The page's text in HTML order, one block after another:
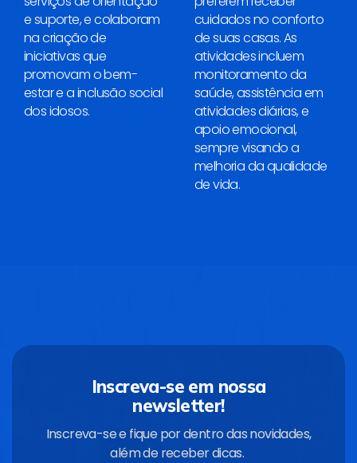
e suporte, e colaboram
na criação de
iniciativas que
promovam o bem-
estar e a inclusão social
dos idosos.
cuidados no conforto
de suas casas. As
atividades incluem
monitoramento da
saúde, assistência em
atividades diárias, e
apoio emocional,
sempre visando a
melhoria da qualidade
de vida.
Inscreva-se em nossa
newsletter!
Inscreva-se e fique por dentro das novidades,
além de receber dicas.